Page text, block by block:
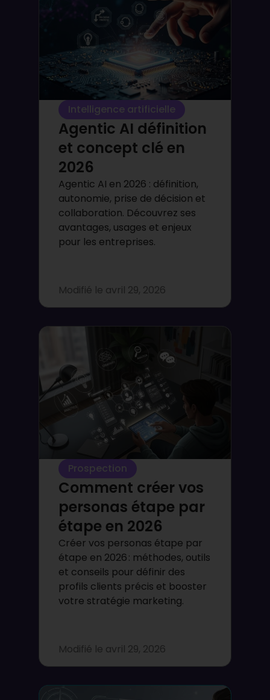
Intelligence artificielle
Agentic AI définition
et concept clé en
2026
Agentic AI en 2026 : définition,
autonomie, prise de décision et
collaboration. Découvrez ses
avantages, usages et enjeux
pour les entreprises.
Modifié le avril 29, 2026
Prospection
Comment créer vos
personas étape par
étape en 2026
Créer vos personas étape par
étape en 2026 : méthodes, outils
et conseils pour définir des
profils clients précis et booster
votre stratégie marketing.
Modifié le avril 29, 2026